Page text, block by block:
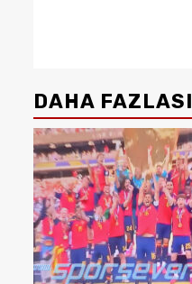
DAHA FAZLASI